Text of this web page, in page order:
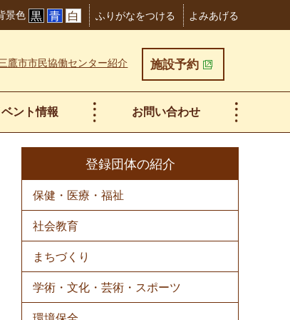
景色 黒 青 白 ふりがなをつける よみあげる
鷹市市民協働センター紹介 施設予約
ント情報 お問い合わせ
登録団体の紹介
保健・医療・福祉
社会教育
まちづくり
学術・文化・芸術・スポーツ